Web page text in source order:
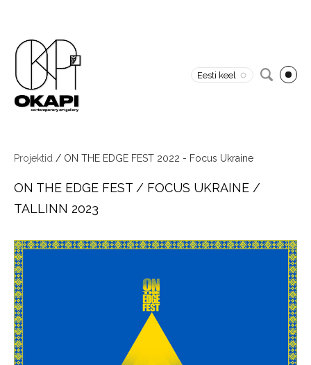
Eesti keel
Projektid / ON THE EDGE FEST 2022 - Focus Ukraine
ON THE EDGE FEST / FOCUS UKRAINE /
TALLINN 2023